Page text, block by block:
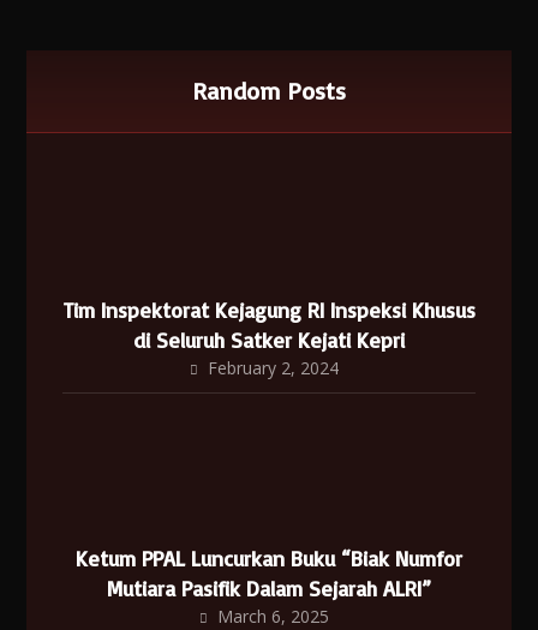
Random Posts
Tim Inspektorat Kejagung RI Inspeksi Khusus
di Seluruh Satker Kejati Kepri
February 2, 2024
Ketum PPAL Luncurkan Buku “Biak Numfor
Mutiara Pasifik Dalam Sejarah ALRI”
March 6, 2025